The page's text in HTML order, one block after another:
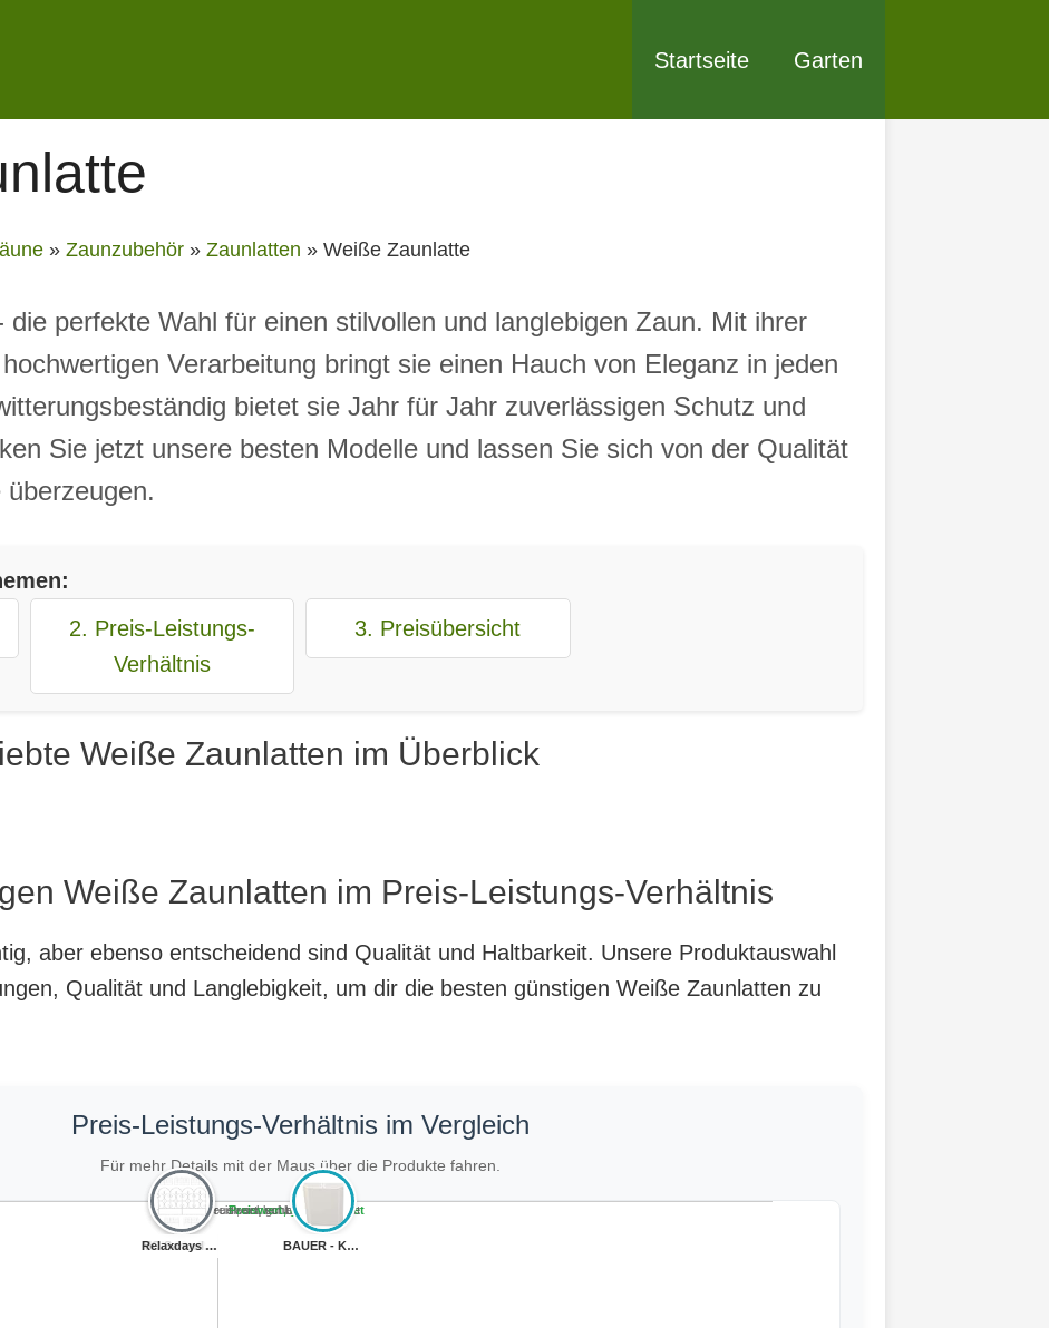
Startseite Garten
» Zaunzubehör » Zaunlatten » Weiße Zaunlatte
die perfekte Wahl für einen stilvollen und langlebigen Zaun. Mit ihrer
Verarbeitung bringt sie einen Hauch von Eleganz in jeden
bietet sie Jahr für Jahr zuverlässigen Schutz und
Sie jetzt unsere besten Modelle und lassen Sie sich von der Qualität
2. Preis-Leistungs-
Verhältnis
3. Preisübersicht
Weiße Zaunlatten im Überblick
Weiße Zaunlatten im Preis-Leistungs-Verhältnis
aber ebenso entscheidend sind Qualität und Haltbarkeit. Unsere Produktauswahl
Qualität und Langlebigkeit, um dir die besten günstigen Weiße Zaunlatten zu
Preis-Leistungs-Verhältnis im Vergleich
Für mehr Details mit der Maus über die Produkte fahren.
Teuer, gut bewertet
Teuer, schlecht bewertet
Preiswert, gut bewertet
Preiswert, schlecht bewertet
KGM 10x Rechtec... BAUER - Kunstst...
MC.Sammler Roll...
Relaxdays 30 TL...